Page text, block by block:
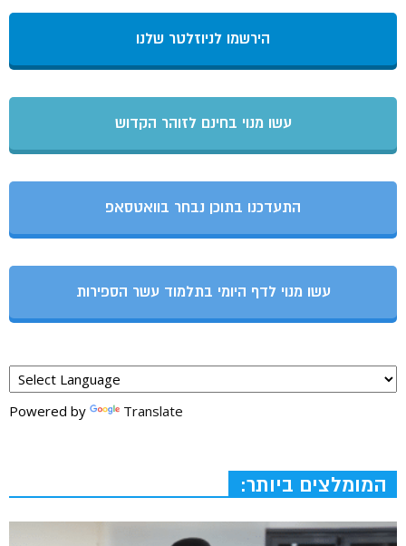
הירשמו לניוזלטר שלנו
עשו מנוי בחינם לזוהר הקדוש
התעדכנו בתוכן נבחר בוואטסאפ
עשו מנוי לדף היומי בתלמוד עשר הספירות
Powered by Translate
המומלצים ביותר: